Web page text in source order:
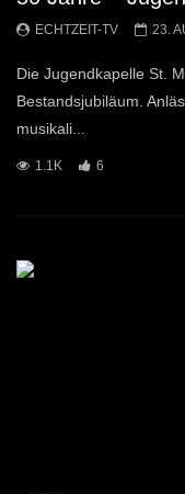
ECHTZEIT-TV 23.
Die Jugendkapelle St.
Bestandsjubiläum.
musikali...
1.1K 6